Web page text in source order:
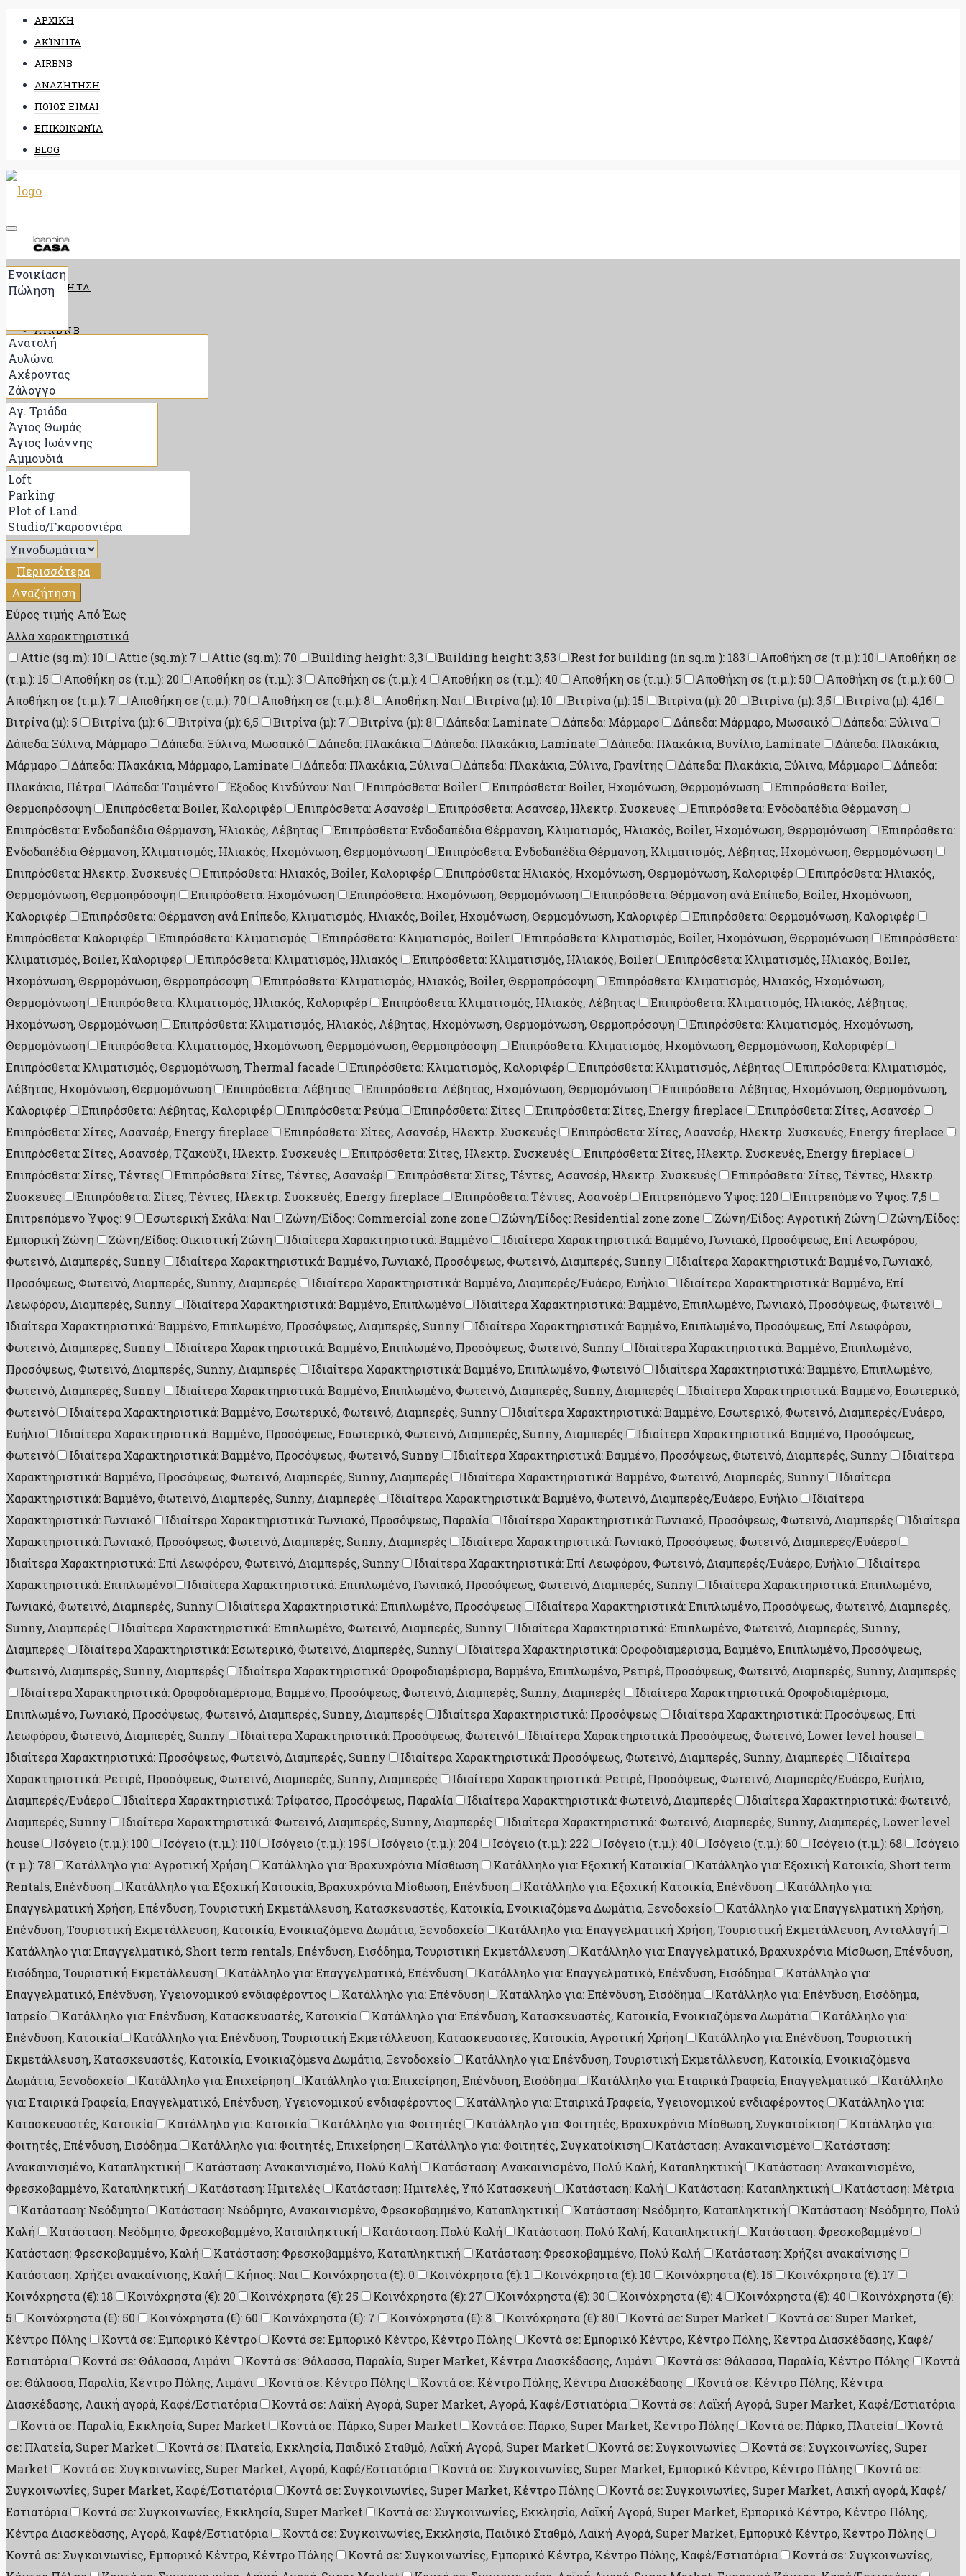
ΑΡΧΙΚΉ
ΑΚΊΝΗΤΑ
AIRBNB
ΑΝΑΖΉΤΗΣΗ
ΠΟΊΟΣ ΕΊΜΑΙ
ΕΠΙΚΟΙΝΩΝΊΑ
BLOG
ΑΡΧΙΚΉ
ΑΚΊΝΗΤΑ
AIRBNB
ΑΝΑΖΉΤΗΣΗ
ΠΟΊΟΣ ΕΊΜΑΙ
ΕΠΙΚΟΙΝΩΝΊΑ
BLOG
Περισσότερα
Αναζήτηση
Εύρος τιμής ΑπόΈως
Αλλα χαρακτηριστικά
Attic (sq.m): 10
Attic (sq.m): 7 Attic (sq.m): 70 Building height: 3,3 Building height: 3,53 Rest for building (in sq.m ): 183 Αποθήκη σε (τ.μ.): 10
Αποθήκη σε
(τ.μ.): 15
Αποθήκη σε (τ.μ.): 20 Αποθήκη σε (τ.μ.): 3 Αποθήκη σε (τ.μ.): 4 Αποθήκη σε (τ.μ.): 40 Αποθήκη σε (τ.μ.): 5 Αποθήκη σε (τ.μ.): 50
Αποθήκη σε (τ.μ.): 60
Αποθήκη σε (τ.μ.): 7
Αποθήκη σε (τ.μ.): 70 Αποθήκη σε (τ.μ.): 8 Αποθήκη: Ναι Βιτρίνα (μ): 10 Βιτρίνα (μ): 15 Βιτρίνα (μ): 20 Βιτρίνα (μ): 3,5
Βιτρίνα (μ): 4,16
Βιτρίνα (μ): 5
Βιτρίνα (μ): 6 Βιτρίνα (μ): 6,5 Βιτρίνα (μ): 7 Βιτρίνα (μ): 8 Δάπεδα: Laminate Δάπεδα: Μάρμαρο Δάπεδα: Μάρμαρο, Μωσαικό
Δάπεδα: Ξύλινα
Δάπεδα: Ξύλινα, Μάρμαρο
Δάπεδα: Ξύλινα, Μωσαικό Δάπεδα: Πλακάκια Δάπεδα: Πλακάκια, Laminate Δάπεδα: Πλακάκια, Βυνίλιο, Laminate
Δάπεδα: Πλακάκια,
Μάρμαρο
Δάπεδα: Πλακάκια, Μάρμαρο, Laminate Δάπεδα: Πλακάκια, Ξύλινα Δάπεδα: Πλακάκια, Ξύλινα, Γρανίτης Δάπεδα: Πλακάκια, Ξύλινα, Μάρμαρο
Δάπεδα:
Πλακάκια, Πέτρα
Δάπεδα: Τσιμέντο Έξοδος Κινδύνου: Ναι Επιπρόσθετα: Boiler Επιπρόσθετα: Boiler, Ηχομόνωση, Θερμομόνωση
Επιπρόσθετα: Boiler,
Θερμοπρόσοψη
Επιπρόσθετα: Boiler, Καλοριφέρ Επιπρόσθετα: Ασανσέρ Επιπρόσθετα: Ασανσέρ, Ηλεκτρ. Συσκευές
Επιπρόσθετα: Ενδοδαπέδια Θέρμανση
Επιπρόσθετα: Ενδοδαπέδια Θέρμανση, Ηλιακός, Λέβητας
Επιπρόσθετα: Ενδοδαπέδια Θέρμανση, Κλιματισμός, Ηλιακός, Boiler, Ηχομόνωση, Θερμομόνωση
Επιπρόσθετα:
Ενδοδαπέδια Θέρμανση, Κλιματισμός, Ηλιακός, Ηχομόνωση, Θερμομόνωση
Επιπρόσθετα: Ενδοδαπέδια Θέρμανση, Κλιματισμός, Λέβητας, Ηχομόνωση, Θερμομόνωση
Επιπρόσθετα: Ηλεκτρ. Συσκευές
Επιπρόσθετα: Ηλιακός, Boiler, Καλοριφέρ Επιπρόσθετα: Ηλιακός, Ηχομόνωση, Θερμομόνωση, Καλοριφέρ
Επιπρόσθετα: Ηλιακός,
Θερμομόνωση, Θερμοπρόσοψη
Επιπρόσθετα: Ηχομόνωση Επιπρόσθετα: Ηχομόνωση, Θερμομόνωση
Επιπρόσθετα: Θέρμανση ανά Επίπεδο, Boiler, Ηχομόνωση,
Καλοριφέρ
Επιπρόσθετα: Θέρμανση ανά Επίπεδο, Κλιματισμός, Ηλιακός, Boiler, Ηχομόνωση, Θερμομόνωση, Καλοριφέρ
Επιπρόσθετα: Θερμομόνωση, Καλοριφέρ
Επιπρόσθετα: Καλοριφέρ
Επιπρόσθετα: Κλιματισμός Επιπρόσθετα: Κλιματισμός, Boiler Επιπρόσθετα: Κλιματισμός, Boiler, Ηχομόνωση, Θερμομόνωση
Επιπρόσθετα:
Κλιματισμός, Boiler, Καλοριφέρ
Επιπρόσθετα: Κλιματισμός, Ηλιακός Επιπρόσθετα: Κλιματισμός, Ηλιακός, Boiler
Επιπρόσθετα: Κλιματισμός, Ηλιακός, Boiler,
Ηχομόνωση, Θερμομόνωση, Θερμοπρόσοψη
Επιπρόσθετα: Κλιματισμός, Ηλιακός, Boiler, Θερμοπρόσοψη
Επιπρόσθετα: Κλιματισμός, Ηλιακός, Ηχομόνωση,
Θερμομόνωση
Επιπρόσθετα: Κλιματισμός, Ηλιακός, Καλοριφέρ Επιπρόσθετα: Κλιματισμός, Ηλιακός, Λέβητας
Επιπρόσθετα: Κλιματισμός, Ηλιακός, Λέβητας,
Ηχομόνωση, Θερμομόνωση
Επιπρόσθετα: Κλιματισμός, Ηλιακός, Λέβητας, Ηχομόνωση, Θερμομόνωση, Θερμοπρόσοψη
Επιπρόσθετα: Κλιματισμός, Ηχομόνωση,
Θερμομόνωση
Επιπρόσθετα: Κλιματισμός, Ηχομόνωση, Θερμομόνωση, Θερμοπρόσοψη
Επιπρόσθετα: Κλιματισμός, Ηχομόνωση, Θερμομόνωση, Καλοριφέρ
Επιπρόσθετα: Κλιματισμός, Θερμομόνωση, Thermal facade
Επιπρόσθετα: Κλιματισμός, Καλοριφέρ Επιπρόσθετα: Κλιματισμός, Λέβητας
Επιπρόσθετα: Κλιματισμός,
Λέβητας, Ηχομόνωση, Θερμομόνωση
Επιπρόσθετα: Λέβητας Επιπρόσθετα: Λέβητας, Ηχομόνωση, Θερμομόνωση
Επιπρόσθετα: Λέβητας, Ηχομόνωση, Θερμομόνωση,
Καλοριφέρ
Επιπρόσθετα: Λέβητας, Καλοριφέρ Επιπρόσθετα: Ρεύμα Επιπρόσθετα: Σίτες Επιπρόσθετα: Σίτες, Energy fireplace
Επιπρόσθετα: Σίτες, Ασανσέρ
Επιπρόσθετα: Σίτες, Ασανσέρ, Energy fireplace
Επιπρόσθετα: Σίτες, Ασανσέρ, Ηλεκτρ. Συσκευές
Επιπρόσθετα: Σίτες, Ασανσέρ, Ηλεκτρ. Συσκευές, Energy fireplace
Επιπρόσθετα: Σίτες, Ασανσέρ, Τζακούζι, Ηλεκτρ. Συσκευές
Επιπρόσθετα: Σίτες, Ηλεκτρ. Συσκευές
Επιπρόσθετα: Σίτες, Ηλεκτρ. Συσκευές, Energy fireplace
Επιπρόσθετα: Σίτες, Τέντες
Επιπρόσθετα: Σίτες, Τέντες, Ασανσέρ Επιπρόσθετα: Σίτες, Τέντες, Ασανσέρ, Ηλεκτρ. Συσκευές
Επιπρόσθετα: Σίτες, Τέντες, Ηλεκτρ.
Συσκευές
Επιπρόσθετα: Σίτες, Τέντες, Ηλεκτρ. Συσκευές, Energy fireplace Επιπρόσθετα: Τέντες, Ασανσέρ Επιτρεπόμενο Ύψος: 120
Επιτρεπόμενο Ύψος: 7,5
Επιτρεπόμενο Ύψος: 9
Εσωτερική Σκάλα: Ναι Ζώνη/Είδος: Commercial zone zone Ζώνη/Είδος: Residential zone zone Ζώνη/Είδος: Αγροτική Ζώνη
Ζώνη/Είδος:
Εμπορική Ζώνη
Ζώνη/Είδος: Οικιστική Ζώνη Ιδιαίτερα Χαρακτηριστικά: Βαμμένο
Ιδιαίτερα Χαρακτηριστικά: Βαμμένο, Γωνιακό, Προσόψεως, Επί Λεωφόρου,
Φωτεινό, Διαμπερές, Sunny
Ιδιαίτερα Χαρακτηριστικά: Βαμμένο, Γωνιακό, Προσόψεως, Φωτεινό, Διαμπερές, Sunny
Ιδιαίτερα Χαρακτηριστικά: Βαμμένο, Γωνιακό,
Προσόψεως, Φωτεινό, Διαμπερές, Sunny, Διαμπερές
Ιδιαίτερα Χαρακτηριστικά: Βαμμένο, Διαμπερές/Ευάερο, Ευήλιο
Ιδιαίτερα Χαρακτηριστικά: Βαμμένο, Επί
Λεωφόρου, Διαμπερές, Sunny
Ιδιαίτερα Χαρακτηριστικά: Βαμμένο, Επιπλωμένο
Ιδιαίτερα Χαρακτηριστικά: Βαμμένο, Επιπλωμένο, Γωνιακό, Προσόψεως, Φωτεινό
Ιδιαίτερα Χαρακτηριστικά: Βαμμένο, Επιπλωμένο, Προσόψεως, Διαμπερές, Sunny
Ιδιαίτερα Χαρακτηριστικά: Βαμμένο, Επιπλωμένο, Προσόψεως, Επί Λεωφόρου,
Φωτεινό, Διαμπερές, Sunny
Ιδιαίτερα Χαρακτηριστικά: Βαμμένο, Επιπλωμένο, Προσόψεως, Φωτεινό, Sunny
Ιδιαίτερα Χαρακτηριστικά: Βαμμένο, Επιπλωμένο,
Προσόψεως, Φωτεινό, Διαμπερές, Sunny, Διαμπερές
Ιδιαίτερα Χαρακτηριστικά: Βαμμένο, Επιπλωμένο, Φωτεινό
Ιδιαίτερα Χαρακτηριστικά: Βαμμένο, Επιπλωμένο,
Φωτεινό, Διαμπερές, Sunny
Ιδιαίτερα Χαρακτηριστικά: Βαμμένο, Επιπλωμένο, Φωτεινό, Διαμπερές, Sunny, Διαμπερές
Ιδιαίτερα Χαρακτηριστικά: Βαμμένο, Εσωτερικό,
Φωτεινό
Ιδιαίτερα Χαρακτηριστικά: Βαμμένο, Εσωτερικό, Φωτεινό, Διαμπερές, Sunny
Ιδιαίτερα Χαρακτηριστικά: Βαμμένο, Εσωτερικό, Φωτεινό, Διαμπερές/Ευάερο,
Ευήλιο
Ιδιαίτερα Χαρακτηριστικά: Βαμμένο, Προσόψεως, Εσωτερικό, Φωτεινό, Διαμπερές, Sunny, Διαμπερές
Ιδιαίτερα Χαρακτηριστικά: Βαμμένο, Προσόψεως,
Φωτεινό
Ιδιαίτερα Χαρακτηριστικά: Βαμμένο, Προσόψεως, Φωτεινό, Sunny Ιδιαίτερα Χαρακτηριστικά: Βαμμένο, Προσόψεως, Φωτεινό, Διαμπερές, Sunny
Ιδιαίτερα
Χαρακτηριστικά: Βαμμένο, Προσόψεως, Φωτεινό, Διαμπερές, Sunny, Διαμπερές
Ιδιαίτερα Χαρακτηριστικά: Βαμμένο, Φωτεινό, Διαμπερές, Sunny
Ιδιαίτερα
Χαρακτηριστικά: Βαμμένο, Φωτεινό, Διαμπερές, Sunny, Διαμπερές
Ιδιαίτερα Χαρακτηριστικά: Βαμμένο, Φωτεινό, Διαμπερές/Ευάερο, Ευήλιο
Ιδιαίτερα
Χαρακτηριστικά: Γωνιακό
Ιδιαίτερα Χαρακτηριστικά: Γωνιακό, Προσόψεως, Παραλία Ιδιαίτερα Χαρακτηριστικά: Γωνιακό, Προσόψεως, Φωτεινό, Διαμπερές
Ιδιαίτερα
Χαρακτηριστικά: Γωνιακό, Προσόψεως, Φωτεινό, Διαμπερές, Sunny, Διαμπερές
Ιδιαίτερα Χαρακτηριστικά: Γωνιακό, Προσόψεως, Φωτεινό, Διαμπερές/Ευάερο
Ιδιαίτερα Χαρακτηριστικά: Επί Λεωφόρου, Φωτεινό, Διαμπερές, Sunny
Ιδιαίτερα Χαρακτηριστικά: Επί Λεωφόρου, Φωτεινό, Διαμπερές/Ευάερο, Ευήλιο
Ιδιαίτερα
Χαρακτηριστικά: Επιπλωμένο
Ιδιαίτερα Χαρακτηριστικά: Επιπλωμένο, Γωνιακό, Προσόψεως, Φωτεινό, Διαμπερές, Sunny
Ιδιαίτερα Χαρακτηριστικά: Επιπλωμένο,
Γωνιακό, Φωτεινό, Διαμπερές, Sunny
Ιδιαίτερα Χαρακτηριστικά: Επιπλωμένο, Προσόψεως
Ιδιαίτερα Χαρακτηριστικά: Επιπλωμένο, Προσόψεως, Φωτεινό, Διαμπερές,
Sunny, Διαμπερές
Ιδιαίτερα Χαρακτηριστικά: Επιπλωμένο, Φωτεινό, Διαμπερές, Sunny
Ιδιαίτερα Χαρακτηριστικά: Επιπλωμένο, Φωτεινό, Διαμπερές, Sunny,
Διαμπερές
Ιδιαίτερα Χαρακτηριστικά: Εσωτερικό, Φωτεινό, Διαμπερές, Sunny
Ιδιαίτερα Χαρακτηριστικά: Οροφοδιαμέρισμα, Βαμμένο, Επιπλωμένο, Προσόψεως,
Φωτεινό, Διαμπερές, Sunny, Διαμπερές
Ιδιαίτερα Χαρακτηριστικά: Οροφοδιαμέρισμα, Βαμμένο, Επιπλωμένο, Ρετιρέ, Προσόψεως, Φωτεινό, Διαμπερές, Sunny, Διαμπερές
Ιδιαίτερα Χαρακτηριστικά: Οροφοδιαμέρισμα, Βαμμένο, Προσόψεως, Φωτεινό, Διαμπερές, Sunny, Διαμπερές
Ιδιαίτερα Χαρακτηριστικά: Οροφοδιαμέρισμα,
Επιπλωμένο, Γωνιακό, Προσόψεως, Φωτεινό, Διαμπερές, Sunny, Διαμπερές
Ιδιαίτερα Χαρακτηριστικά: Προσόψεως
Ιδιαίτερα Χαρακτηριστικά: Προσόψεως, Επί
Λεωφόρου, Φωτεινό, Διαμπερές, Sunny
Ιδιαίτερα Χαρακτηριστικά: Προσόψεως, Φωτεινό
Ιδιαίτερα Χαρακτηριστικά: Προσόψεως, Φωτεινό, Lower level house
Ιδιαίτερα Χαρακτηριστικά: Προσόψεως, Φωτεινό, Διαμπερές, Sunny
Ιδιαίτερα Χαρακτηριστικά: Προσόψεως, Φωτεινό, Διαμπερές, Sunny, Διαμπερές
Ιδιαίτερα
Χαρακτηριστικά: Ρετιρέ, Προσόψεως, Φωτεινό, Διαμπερές, Sunny, Διαμπερές
Ιδιαίτερα Χαρακτηριστικά: Ρετιρέ, Προσόψεως, Φωτεινό, Διαμπερές/Ευάερο, Ευήλιο,
Διαμπερές/Ευάερο
Ιδιαίτερα Χαρακτηριστικά: Τρίφατσο, Προσόψεως, Παραλία Ιδιαίτερα Χαρακτηριστικά: Φωτεινό, Διαμπερές
Ιδιαίτερα Χαρακτηριστικά: Φωτεινό,
Διαμπερές, Sunny
Ιδιαίτερα Χαρακτηριστικά: Φωτεινό, Διαμπερές, Sunny, Διαμπερές
Ιδιαίτερα Χαρακτηριστικά: Φωτεινό, Διαμπερές, Sunny, Διαμπερές, Lower level
house
Ισόγειο (τ.μ.): 100 Ισόγειο (τ.μ.): 110 Ισόγειο (τ.μ.): 195 Ισόγειο (τ.μ.): 204 Ισόγειο (τ.μ.): 222 Ισόγειο (τ.μ.): 40 Ισόγειο (τ.μ.): 60 Ισόγειο (τ.μ.): 68
Ισόγειο
(τ.μ.): 78
Κατάλληλο για: Αγροτική Χρήση Κατάλληλο για: Βραχυχρόνια Μίσθωση Κατάλληλο για: Εξοχική Κατοικία
Κατάλληλο για: Εξοχική Κατοικία, Short term
Rentals, Επένδυση
Κατάλληλο για: Εξοχική Κατοικία, Βραχυχρόνια Μίσθωση, Επένδυση Κατάλληλο για: Εξοχική Κατοικία, Επένδυση
Κατάλληλο για:
Επαγγελματική Χρήση, Επένδυση, Τουριστική Εκμετάλλευση, Κατασκευαστές, Κατοικία, Ενοικιαζόμενα Δωμάτια, Ξενοδοχείο
Κατάλληλο για: Επαγγελματική Χρήση,
Επένδυση, Τουριστική Εκμετάλλευση, Κατοικία, Ενοικιαζόμενα Δωμάτια, Ξενοδοχείο
Κατάλληλο για: Επαγγελματική Χρήση, Τουριστική Εκμετάλλευση, Ανταλλαγή
Κατάλληλο για: Επαγγελματικό, Short term rentals, Επένδυση, Εισόδημα, Τουριστική Εκμετάλλευση
Κατάλληλο για: Επαγγελματικό, Βραχυχρόνια Μίσθωση, Επένδυση,
Εισόδημα, Τουριστική Εκμετάλλευση
Κατάλληλο για: Επαγγελματικό, Επένδυση Κατάλληλο για: Επαγγελματικό, Επένδυση, Εισόδημα
Κατάλληλο για:
Επαγγελματικό, Επένδυση, Υγειονομικού ενδιαφέροντος
Κατάλληλο για: Επένδυση Κατάλληλο για: Επένδυση, Εισόδημα
Κατάλληλο για: Επένδυση, Εισόδημα,
Ιατρείο
Κατάλληλο για: Επένδυση, Κατασκευαστές, Κατοικία Κατάλληλο για: Επένδυση, Κατασκευαστές, Κατοικία, Ενοικιαζόμενα Δωμάτια
Κατάλληλο για:
Επένδυση, Κατοικία
Κατάλληλο για: Επένδυση, Τουριστική Εκμετάλλευση, Κατασκευαστές, Κατοικία, Αγροτική Χρήση
Κατάλληλο για: Επένδυση, Τουριστική
Εκμετάλλευση, Κατασκευαστές, Κατοικία, Ενοικιαζόμενα Δωμάτια, Ξενοδοχείο
Κατάλληλο για: Επένδυση, Τουριστική Εκμετάλλευση, Κατοικία, Ενοικιαζόμενα
Δωμάτια, Ξενοδοχείο
Κατάλληλο για: Επιχείρηση Κατάλληλο για: Επιχείρηση, Επένδυση, Εισόδημα Κατάλληλο για: Εταιρικά Γραφεία, Επαγγελματικό
Κατάλληλο
για: Εταιρικά Γραφεία, Επαγγελματικό, Επένδυση, Υγειονομικού ενδιαφέροντος
Κατάλληλο για: Εταιρικά Γραφεία, Υγειονομικού ενδιαφέροντος
Κατάλληλο για:
Κατασκευαστές, Κατοικία
Κατάλληλο για: Κατοικία Κατάλληλο για: Φοιτητές Κατάλληλο για: Φοιτητές, Βραχυχρόνια Μίσθωση, Συγκατοίκιση
Κατάλληλο για:
Φοιτητές, Επένδυση, Εισόδημα
Κατάλληλο για: Φοιτητές, Επιχείρηση Κατάλληλο για: Φοιτητές, Συγκατοίκιση Κατάσταση: Ανακαινισμένο
Κατάσταση:
Ανακαινισμένο, Καταπληκτική
Κατάσταση: Ανακαινισμένο, Πολύ Καλή Κατάσταση: Ανακαινισμένο, Πολύ Καλή, Καταπληκτική
Κατάσταση: Ανακαινισμένο,
Φρεσκοβαμμένο, Καταπληκτική
Κατάσταση: Ημιτελές Κατάσταση: Ημιτελές, Υπό Κατασκευή Κατάσταση: Καλή Κατάσταση: Καταπληκτική
Κατάσταση: Μέτρια
Κατάσταση: Νεόδμητο
Κατάσταση: Νεόδμητο, Ανακαινισμένο, Φρεσκοβαμμένο, Καταπληκτική Κατάσταση: Νεόδμητο, Καταπληκτική
Κατάσταση: Νεόδμητο, Πολύ
Καλή
Κατάσταση: Νεόδμητο, Φρεσκοβαμμένο, Καταπληκτική Κατάσταση: Πολύ Καλή Κατάσταση: Πολύ Καλή, Καταπληκτική
Κατάσταση: Φρεσκοβαμμένο
Κατάσταση: Φρεσκοβαμμένο, Καλή
Κατάσταση: Φρεσκοβαμμένο, Καταπληκτική Κατάσταση: Φρεσκοβαμμένο, Πολύ Καλή
Κατάσταση: Χρήζει ανακαίνισης
Κατάσταση: Χρήζει ανακαίνισης, Καλή
Κήπος: Ναι Κοινόχρηστα (€): 0 Κοινόχρηστα (€): 1 Κοινόχρηστα (€): 10 Κοινόχρηστα (€): 15
Κοινόχρηστα (€): 17
Κοινόχρηστα (€): 18
Κοινόχρηστα (€): 20 Κοινόχρηστα (€): 25 Κοινόχρηστα (€): 27 Κοινόχρηστα (€): 30 Κοινόχρηστα (€): 4 Κοινόχρηστα (€): 40
Κοινόχρηστα (€):
5
Κοινόχρηστα (€): 50 Κοινόχρηστα (€): 60 Κοινόχρηστα (€): 7 Κοινόχρηστα (€): 8 Κοινόχρηστα (€): 80 Κοντά σε: Super Market
Κοντά σε: Super Market,
Κέντρο Πόλης
Κοντά σε: Εμπορικό Κέντρο Κοντά σε: Εμπορικό Κέντρο, Κέντρο Πόλης
Κοντά σε: Εμπορικό Κέντρο, Κέντρο Πόλης, Κέντρα Διασκέδασης, Καφέ/
Εστιατόρια
Κοντά σε: Θάλασσα, Λιμάνι Κοντά σε: Θάλασσα, Παραλία, Super Market, Κέντρα Διασκέδασης, Λιμάνι Κοντά σε: Θάλασσα, Παραλία, Κέντρο Πόλης
Κοντά
σε: Θάλασσα, Παραλία, Κέντρο Πόλης, Λιμάνι
Κοντά σε: Κέντρο Πόλης Κοντά σε: Κέντρο Πόλης, Κέντρα Διασκέδασης
Κοντά σε: Κέντρο Πόλης, Κέντρα
Διασκέδασης, Λαική αγορά, Καφέ/Εστιατόρια
Κοντά σε: Λαϊκή Αγορά, Super Market, Aγορά, Καφέ/Εστιατόρια
Κοντά σε: Λαϊκή Αγορά, Super Market, Καφέ/Εστιατόρια
Κοντά σε: Παραλία, Εκκλησία, Super Market
Κοντά σε: Πάρκο, Super Market Κοντά σε: Πάρκο, Super Market, Κέντρο Πόλης Κοντά σε: Πάρκο, Πλατεία
Κοντά
σε: Πλατεία, Super Market
Κοντά σε: Πλατεία, Εκκλησία, Παιδικό Σταθμό, Λαϊκή Αγορά, Super Market Κοντά σε: Συγκοινωνίες
Κοντά σε: Συγκοινωνίες, Super
Market
Κοντά σε: Συγκοινωνίες, Super Market, Aγορά, Καφέ/Εστιατόρια Κοντά σε: Συγκοινωνίες, Super Market, Εμπορικό Κέντρο, Κέντρο Πόλης
Κοντά σε:
Συγκοινωνίες, Super Market, Καφέ/Εστιατόρια
Κοντά σε: Συγκοινωνίες, Super Market, Κέντρο Πόλης
Κοντά σε: Συγκοινωνίες, Super Market, Λαική αγορά, Καφέ/
Εστιατόρια
Κοντά σε: Συγκοινωνίες, Εκκλησία, Super Market
Κοντά σε: Συγκοινωνίες, Εκκλησία, Λαϊκή Αγορά, Super Market, Εμπορικό Κέντρο, Κέντρο Πόλης,
Κέντρα Διασκέδασης, Aγορά, Καφέ/Εστιατόρια
Κοντά σε: Συγκοινωνίες, Εκκλησία, Παιδικό Σταθμό, Λαϊκή Αγορά, Super Market, Εμπορικό Κέντρο, Κέντρο Πόλης
Κοντά σε: Συγκοινωνίες, Εμπορικό Κέντρο, Κέντρο Πόλης
Κοντά σε: Συγκοινωνίες, Εμπορικό Κέντρο, Κέντρο Πόλης, Καφέ/Εστιατόρια
Κοντά σε: Συγκοινωνίες,